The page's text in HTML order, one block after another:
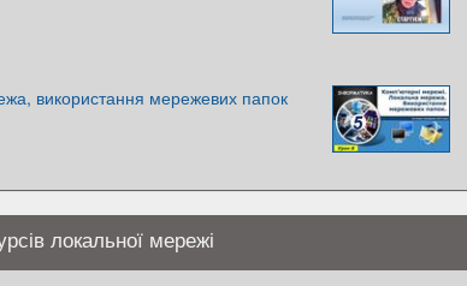
використання мережевих папок
локальної мережі